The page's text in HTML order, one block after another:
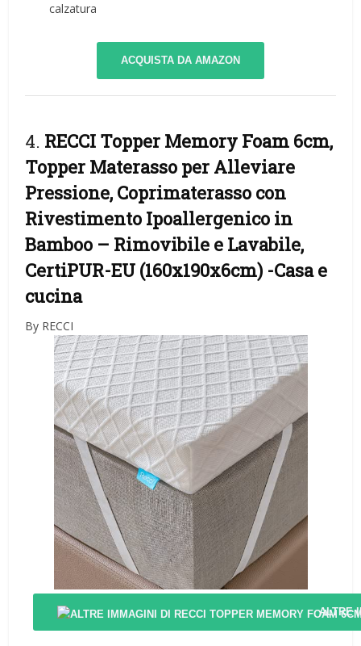
calzatura
ACQUISTA DA AMAZON
4. RECCI Topper Memory Foam 6cm,
Topper Materasso per Alleviare
Pressione, Coprimaterasso con
Rivestimento Ipoallergenico in
Bamboo – Rimovibile e Lavabile,
CertiPUR-EU (160x190x6cm) -Casa e
cucina
By RECCI
ALTRE